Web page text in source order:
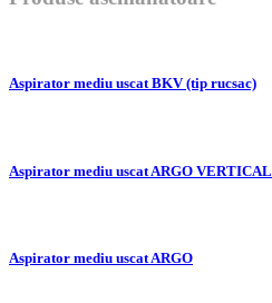
Aspirator mediu uscat BKV (tip rucsac)
Aspirator mediu uscat ARGO VERTICAL
Aspirator mediu uscat ARGO